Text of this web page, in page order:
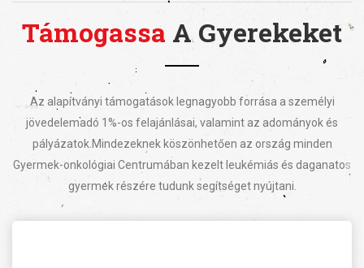
Támogassa A Gyerekeket
Az alapítványi támogatások legnagyobb forrása a személyi
jövedelemadó 1%-os felajánlásai, valamint az adományok és
pályázatok.Mindezeknek köszönhetően az ország minden
Gyermek-onkológiai Centrumában kezelt leukémiás és daganatos
gyermek részére tudunk segítséget nyújtani.